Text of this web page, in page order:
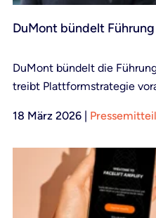
DuMont bündelt
DuMont bündelt die
treibt Plattformstrategie
18 März 2026